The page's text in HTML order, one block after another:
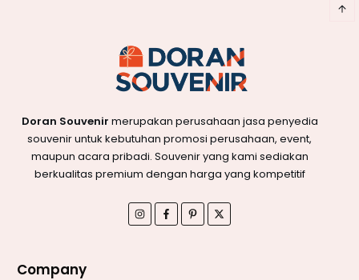
Doran Souvenir merupakan perusahaan jasa penyedia
souvenir untuk kebutuhan promosi perusahaan, event,
maupun acara pribadi. Souvenir yang kami sediakan
berkualitas premium dengan harga yang kompetitif
Company